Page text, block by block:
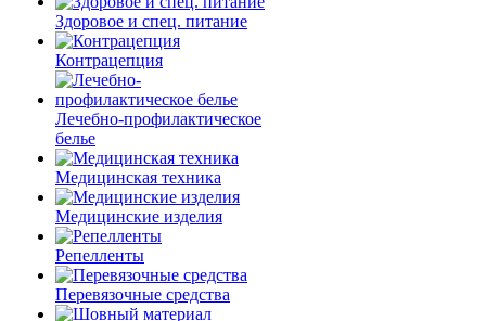
Здоровое и спец. питание
Контрацепция
Лечебно-профилактическое
белье
Медицинская техника
Медицинские изделия
Репелленты
Перевязочные средства